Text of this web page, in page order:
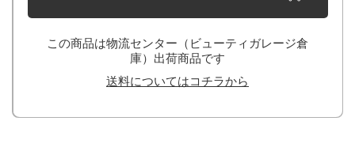
この商品は物流センター（ビューティガレージ倉
庫）出荷商品です
送料についてはコチラから